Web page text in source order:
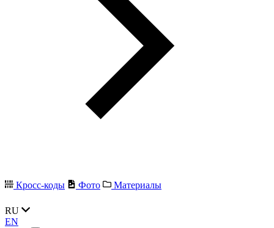
Кросс-коды Фото Материалы
RU
EN